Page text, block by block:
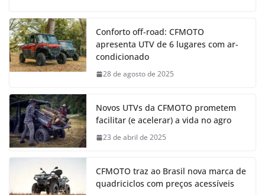
Conforto off-road: CFMOTO
apresenta UTV de 6 lugares com ar-
condicionado
28 de agosto de 2025
Novos UTVs da CFMOTO prometem
facilitar (e acelerar) a vida no agro
23 de abril de 2025
CFMOTO traz ao Brasil nova marca de
quadriciclos com preços acessíveis